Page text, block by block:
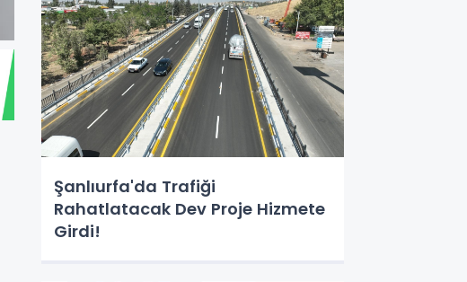
Şanlıurfa'da Trafiği
Rahatlatacak Dev Proje Hizmete
Girdi!